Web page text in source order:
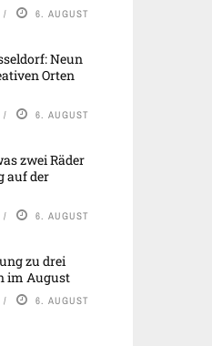
6. AUGUST
Neun
Orten
6. AUGUST
zwei Räder
auf der
6. AUGUST
zu drei
im August
6. AUGUST